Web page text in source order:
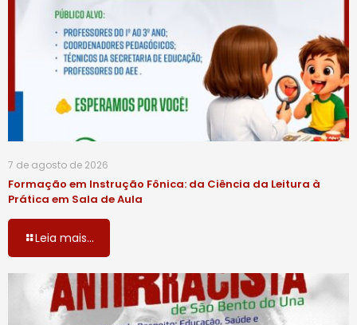
7 de agosto de 2026
Formação em Instrução Fônica: da Ciência da Leitura à
Prática em Sala de Aula
Leia mais...